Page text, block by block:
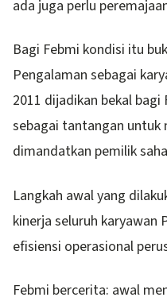
ada juga perlu
Bagi Febmi kondisi itu
Pengalaman sebagai
2011 dijadikan bekal bagi
sebagai tantangan untuk
dimandatkan pemilik
Langkah awal yang
kinerja seluruh karyawan
efisiensi operasional
Febmi bercerita: awal